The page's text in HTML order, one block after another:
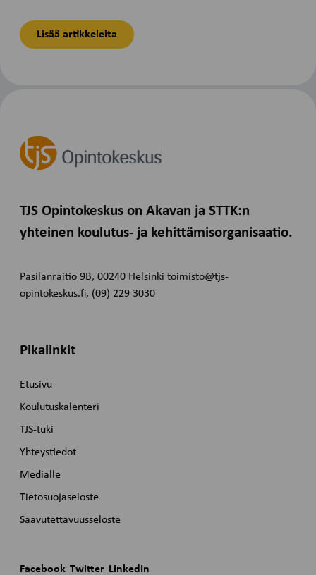
Lisää artikkeleita
TJS Opintokeskus on Akavan ja STTK:n
yhteinen koulutus- ja kehittämisorganisaatio.
Pasilanraitio 9B, 00240 Helsinki toimisto@tjs-
opintokeskus.fi, (09) 229 3030
Pikalinkit
Etusivu
Koulutuskalenteri
TJS-tuki
Yhteystiedot
Medialle
Tietosuojaseloste
Saavutettavuusseloste
Facebook Twitter LinkedIn